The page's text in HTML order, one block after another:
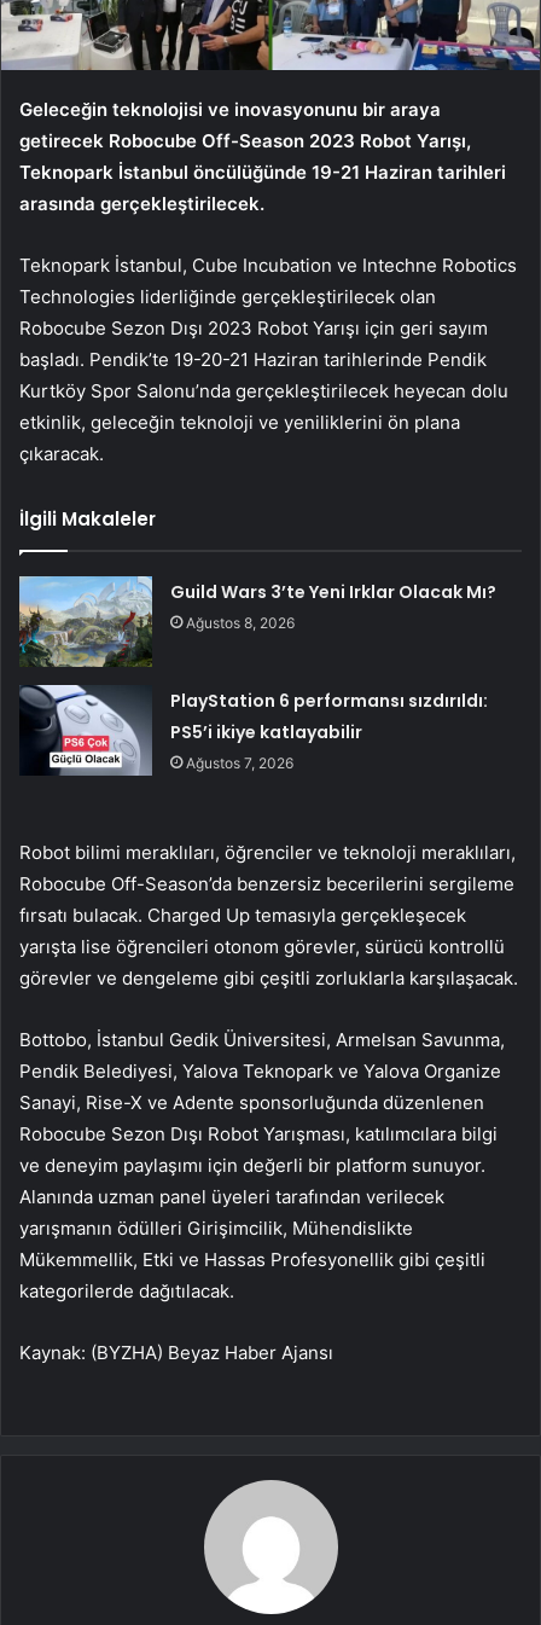
Geleceğin teknolojisi ve inovasyonunu bir araya
getirecek Robocube Off-Season 2023 Robot Yarışı,
Teknopark İstanbul öncülüğünde 19-21 Haziran tarihleri ​​
arasında gerçekleştirilecek.
Teknopark İstanbul, Cube Incubation ve Intechne Robotics
Technologies liderliğinde gerçekleştirilecek olan
Robocube Sezon Dışı 2023 Robot Yarışı için geri sayım
başladı. Pendik’te 19-20-21 Haziran tarihlerinde Pendik
Kurtköy Spor Salonu’nda gerçekleştirilecek heyecan dolu
etkinlik, geleceğin teknoloji ve yeniliklerini ön plana
çıkaracak.
İlgili Makaleler
Guild Wars 3’te Yeni Irklar Olacak Mı?
Ağustos 8, 2026
PlayStation 6 performansı sızdırıldı:
PS5’i ikiye katlayabilir
Ağustos 7, 2026
Robot bilimi meraklıları, öğrenciler ve teknoloji meraklıları,
Robocube Off-Season’da benzersiz becerilerini sergileme
fırsatı bulacak. Charged Up temasıyla gerçekleşecek
yarışta lise öğrencileri otonom görevler, sürücü kontrollü
görevler ve dengeleme gibi çeşitli zorluklarla karşılaşacak.
Bottobo, İstanbul Gedik Üniversitesi, Armelsan Savunma,
Pendik Belediyesi, Yalova Teknopark ve Yalova Organize
Sanayi, Rise-X ve Adente sponsorluğunda düzenlenen
Robocube Sezon Dışı Robot Yarışması, katılımcılara bilgi
ve deneyim paylaşımı için değerli bir platform sunuyor.
Alanında uzman panel üyeleri tarafından verilecek
yarışmanın ödülleri Girişimcilik, Mühendislikte
Mükemmellik, Etki ve Hassas Profesyonellik gibi çeşitli
kategorilerde dağıtılacak.
Kaynak: (BYZHA) Beyaz Haber Ajansı